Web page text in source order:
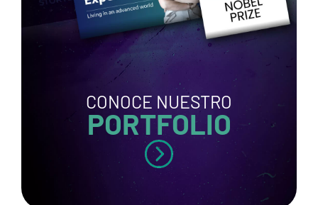
CONOCE NUESTRO
PORTFOLIO